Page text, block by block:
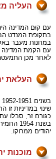
העליה
עם קוּם המדינה
בתקופת המנדט
במחנות מעבר באלג'יר ("מחנה פסח"),
עם הקמת המדינה ביקשו
לאחר מכן התמעטה העלייה מצפון אפריקה.
העלאת יהודי
בשנים 1952-1951 הגבילו המוסדות בישראל את העלייה מצפון אפריקה על ידי העדפת עולים צעירים, בריאים ובעלי משפחות בארץ.
כגורם זר, סבלו
בשנת 1954 החמיר המצב בשל התגברות הטרור במרוקו, ובשנת 1955 אף היה חשש שהשלטון במרוקו יאסור עליית יהודים.
יהודים ממרוקו.
מוכנות